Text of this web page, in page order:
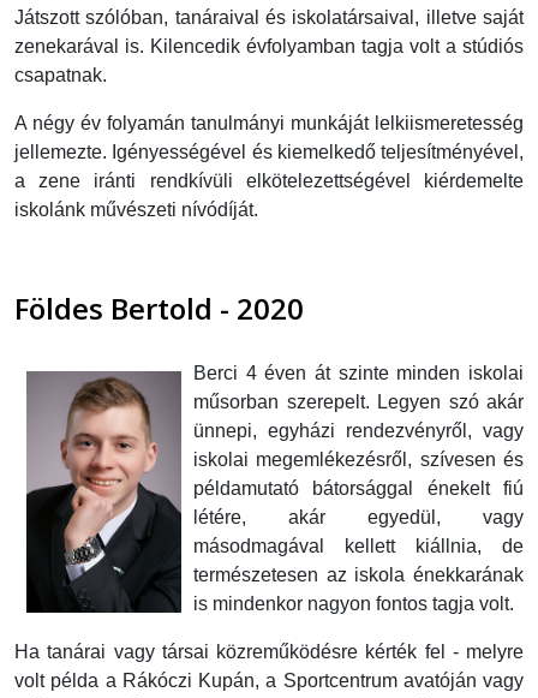
Játszott szólóban, tanáraival és iskolatársaival, illetve saját
zenekarával is. Kilencedik évfolyamban tagja volt a stúdiós
csapatnak.
A négy év folyamán tanulmányi munkáját lelkiismeretesség
jellemezte. Igényességével és kiemelkedő teljesítményével,
a zene iránti rendkívüli elkötelezettségével kiérdemelte
iskolánk művészeti nívódíját.
Földes Bertold - 2020
Berci 4 éven át szinte minden iskolai
műsorban szerepelt. Legyen szó akár
ünnepi, egyházi rendezvényről, vagy
iskolai megemlékezésről, szívesen és
példamutató bátorsággal énekelt fiú
létére, akár egyedül, vagy
másodmagával kellett kiállnia, de
természetesen az iskola énekkarának
is mindenkor nagyon fontos tagja volt.
Ha tanárai vagy társai közreműködésre kérték fel - melyre
volt példa a Rákóczi Kupán, a Sportcentrum avatóján vagy